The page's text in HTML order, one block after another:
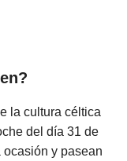
la cultura céltica
del día 31 de
y pasean